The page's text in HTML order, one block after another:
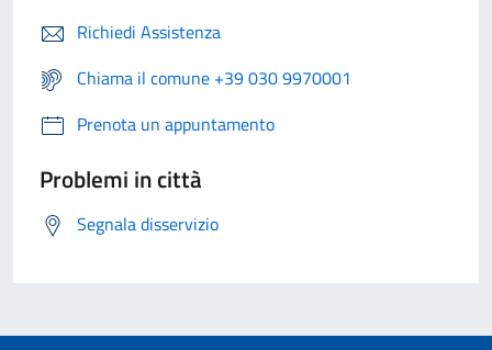
Richiedi Assistenza
Chiama il comune +39 030 9970001
Prenota un appuntamento
Problemi in città
Segnala disservizio